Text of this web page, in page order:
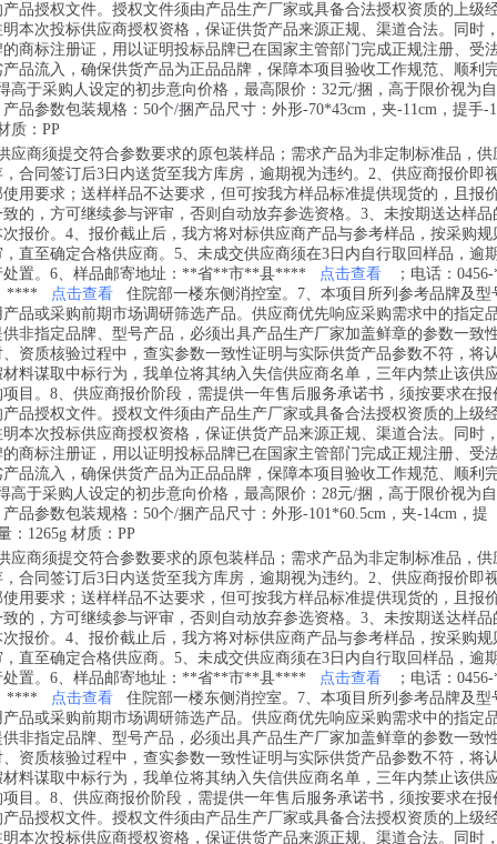
品授权文件。授权文件须由产品生产厂家或具备合法授权资质的上级
本次投标供应商授权资格，保证供货产品来源正规、渠道合法。同时
商标注册证，用以证明投标品牌已在国家主管部门完成正规注册、受
品流入，确保供货产品为正品品牌，保障本项目验收工作规范、顺利
高于采购人设定的初步意向价格，最高限价：32元/捆，高于限价视为
品参数包装规格：50个/捆产品尺寸：外形-70*43cm，夹-11cm，提手-
质：PP
应商须提交符合参数要求的原包装样品；需求产品为非定制标准品，供
合同签订后3日内送货至我方库房，逾期视为违约。2、供应商报价即
用要求；送样样品不达要求，但可按我方样品标准提供现货的，且报
的，方可继续参与评审，否则自动放弃参选资格。3、未按期送达样品
报价。4、报价截止后，我方将对标供应商产品与参考样品，按采购规
直至确定合格供应商。5、未成交供应商须在3日内自行取回样品，逾
处置。6、样品邮寄地址：**省**市**县****
点击查看
；电话：
****
点击查看
住院部一楼东侧消控室。7、本项目所列参考品牌及型
品或采购前期市场调研筛选产品。供应商优先响应采购需求中的指定
非指定品牌、型号产品，必须出具产品生产厂家加盖鲜章的参数一致
资质核验过程中，查实参数一致性证明与实际供货产品参数不符，将
料谋取中标行为，我单位将其纳入失信供应商名单，三年内禁止该供
目。8、供应商报价阶段，需提供一年售后服务承诺书，须按要求在报
品授权文件。授权文件须由产品生产厂家或具备合法授权资质的上级
本次投标供应商授权资格，保证供货产品来源正规、渠道合法。同时
商标注册证，用以证明投标品牌已在国家主管部门完成正规注册、受
品流入，确保供货产品为正品品牌，保障本项目验收工作规范、顺利
高于采购人设定的初步意向价格，最高限价：28元/捆，高于限价视为
品参数包装规格：50个/捆产品尺寸：外形-101*60.5cm，夹-14cm，提
：1265g 材质：PP
应商须提交符合参数要求的原包装样品；需求产品为非定制标准品，供
合同签订后3日内送货至我方库房，逾期视为违约。2、供应商报价即
用要求；送样样品不达要求，但可按我方样品标准提供现货的，且报
的，方可继续参与评审，否则自动放弃参选资格。3、未按期送达样品
报价。4、报价截止后，我方将对标供应商产品与参考样品，按采购规
直至确定合格供应商。5、未成交供应商须在3日内自行取回样品，逾
处置。6、样品邮寄地址：**省**市**县****
点击查看
；电话：
****
点击查看
住院部一楼东侧消控室。7、本项目所列参考品牌及型
品或采购前期市场调研筛选产品。供应商优先响应采购需求中的指定
非指定品牌、型号产品，必须出具产品生产厂家加盖鲜章的参数一致
资质核验过程中，查实参数一致性证明与实际供货产品参数不符，将
料谋取中标行为，我单位将其纳入失信供应商名单，三年内禁止该供
目。8、供应商报价阶段，需提供一年售后服务承诺书，须按要求在报
品授权文件。授权文件须由产品生产厂家或具备合法授权资质的上级
本次投标供应商授权资格，保证供货产品来源正规、渠道合法。同时